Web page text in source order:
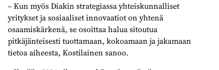
– Kun myös Diakin strategiassa yhteiskunnalliset
yritykset ja sosiaaliset innovaatiot on yhtenä
osaamiskärkenä, se osoittaa halua sitoutua
pitkäjänteisesti tuottamaan, kokoamaan ja jakamaan
tietoa aiheesta, Kostilainen sanoo.